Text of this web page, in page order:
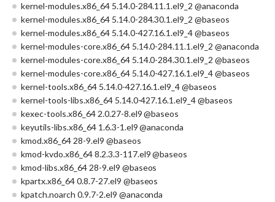
kernel-modules.x86_64 5.14.0-284.11.1.el9_2 @anaconda
kernel-modules.x86_64 5.14.0-284.30.1.el9_2 @baseos
kernel-modules.x86_64 5.14.0-427.16.1.el9_4 @baseos
kernel-modules-core.x86_64 5.14.0-284.11.1.el9_2 @anaconda
kernel-modules-core.x86_64 5.14.0-284.30.1.el9_2 @baseos
kernel-modules-core.x86_64 5.14.0-427.16.1.el9_4 @baseos
kernel-tools.x86_64 5.14.0-427.16.1.el9_4 @baseos
kernel-tools-libs.x86_64 5.14.0-427.16.1.el9_4 @baseos
kexec-tools.x86_64 2.0.27-8.el9 @baseos
keyutils-libs.x86_64 1.6.3-1.el9 @anaconda
kmod.x86_64 28-9.el9 @baseos
kmod-kvdo.x86_64 8.2.3.3-117.el9 @baseos
kmod-libs.x86_64 28-9.el9 @baseos
kpartx.x86_64 0.8.7-27.el9 @baseos
kpatch.noarch 0.9.7-2.el9 @anaconda